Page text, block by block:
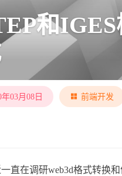
和
年03月08日 前端开发
直在调研web3d格式转换